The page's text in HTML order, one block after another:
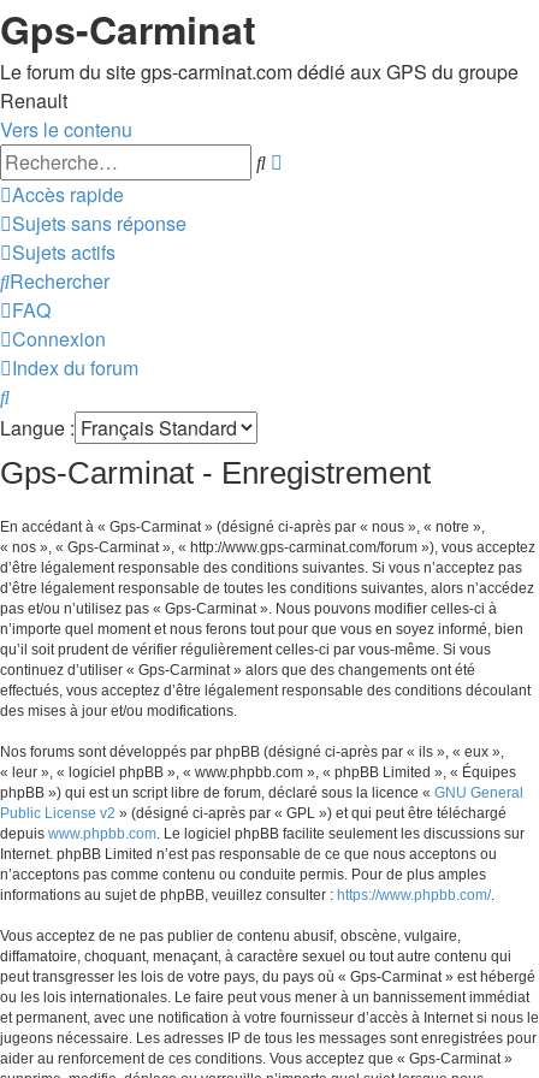
Gps-Carminat
Le forum du site gps-carminat.com dédié aux GPS du groupe
Renault
Vers le contenu
Rechercher
Accès rapide
Sujets sans réponse
Sujets actifs
Rechercher
FAQ
Connexion
Index du forum
Rechercher
Langue :
Gps-Carminat - Enregistrement
En accédant à « Gps-Carminat » (désigné ci-après par « nous », « notre »,
« nos », « Gps-Carminat », « http://www.gps-carminat.com/forum »), vous acceptez
d’être légalement responsable des conditions suivantes. Si vous n’acceptez pas
d’être légalement responsable de toutes les conditions suivantes, alors n’accédez
pas et/ou n’utilisez pas « Gps-Carminat ». Nous pouvons modifier celles-ci à
n’importe quel moment et nous ferons tout pour que vous en soyez informé, bien
qu’il soit prudent de vérifier régulièrement celles-ci par vous-même. Si vous
continuez d’utiliser « Gps-Carminat » alors que des changements ont été
effectués, vous acceptez d’être légalement responsable des conditions découlant
des mises à jour et/ou modifications.
Nos forums sont développés par phpBB (désigné ci-après par « ils », « eux »,
« leur », « logiciel phpBB », « www.phpbb.com », « phpBB Limited », « Équipes
phpBB ») qui est un script libre de forum, déclaré sous la licence « GNU General
Public License v2 » (désigné ci-après par « GPL ») et qui peut être téléchargé
depuis www.phpbb.com. Le logiciel phpBB facilite seulement les discussions sur
Internet. phpBB Limited n’est pas responsable de ce que nous acceptons ou
n’acceptons pas comme contenu ou conduite permis. Pour de plus amples
informations au sujet de phpBB, veuillez consulter : https://www.phpbb.com/.
Vous acceptez de ne pas publier de contenu abusif, obscène, vulgaire,
diffamatoire, choquant, menaçant, à caractère sexuel ou tout autre contenu qui
peut transgresser les lois de votre pays, du pays où « Gps-Carminat » est hébergé
ou les lois internationales. Le faire peut vous mener à un bannissement immédiat
et permanent, avec une notification à votre fournisseur d’accès à Internet si nous le
jugeons nécessaire. Les adresses IP de tous les messages sont enregistrées pour
aider au renforcement de ces conditions. Vous acceptez que « Gps-Carminat »